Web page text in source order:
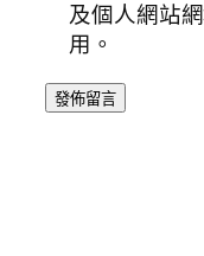
及個人網站
用。